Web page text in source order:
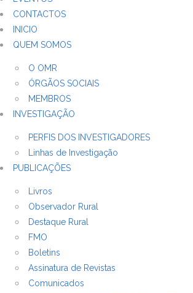
CONTACTOS
INICIO
QUEM SOMOS
O OMR
ÓRGÃOS SOCIAIS
MEMBROS
INVESTIGAÇÃO
PERFIS DOS INVESTIGADORES
Linhas de Investigação
PUBLICAÇÕES
Livros
Observador Rural
Destaque Rural
FMO
Boletins
Assinatura de Revistas
Comunicados